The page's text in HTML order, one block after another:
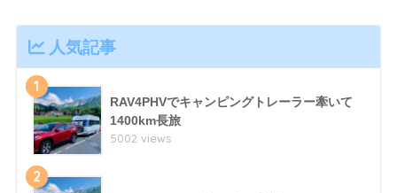
人気記事
1
RAV4PHVでキャンピングトレーラー牽いて
1400km長旅
5002 views
2